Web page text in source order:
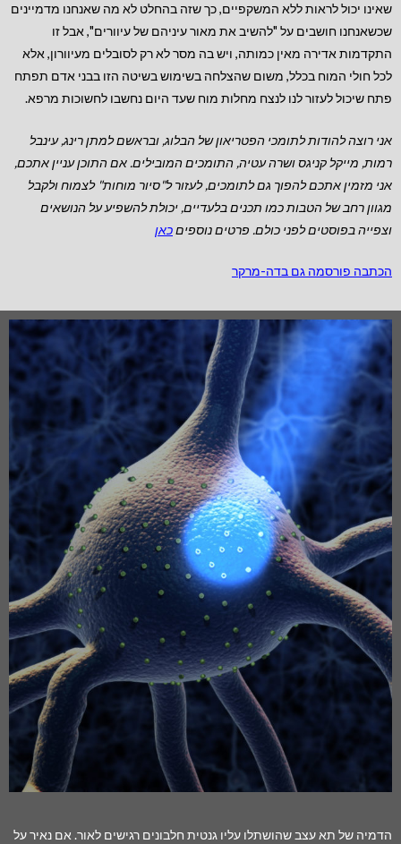
שאינו יכול לראות ללא המשקפיים, כך שזה בהחלט לא מה שאנחנו מדמיינים
שכשאנחנו חושבים על "להשיב את מאור עיניהם של עיוורים", אבל זו
התקדמות אדירה מאין כמותה, ויש בה מסר לא רק לסובלים מעיוורון, אלא
לכל חולי המוח בכלל, משום שהצלחה בשימוש בשיטה הזו בבני אדם תפתח
פתח שיכול לעזור לנו לנצח מחלות מוח שעד היום נחשבו לחשוכות מרפא.
אני רוצה להודות לתומכי הפטריאון של הבלוג, ובראשם למתן רינג, עינבל
רמות, מייקל קניגס ושרה עטיה, התומכים המובילים.אם התוכן עניין אתכם,
אני מזמין אתכם להפוך גם לתומכים, לעזור ל"סיור מוחות" לצמוח ולקבל
מגוון רחב של הטבות כמו תכנים בלעדיים, יכולת להשפיע על הנושאים
וצפייה בפוסטים לפני כולם. פרטים נוספיםכאן
הכתבה פורסמה גם בדה-מרקר
הדמיה של תא עצב שהושתלו עליו גנטית חלבונים רגישים לאור. אם נאיר על